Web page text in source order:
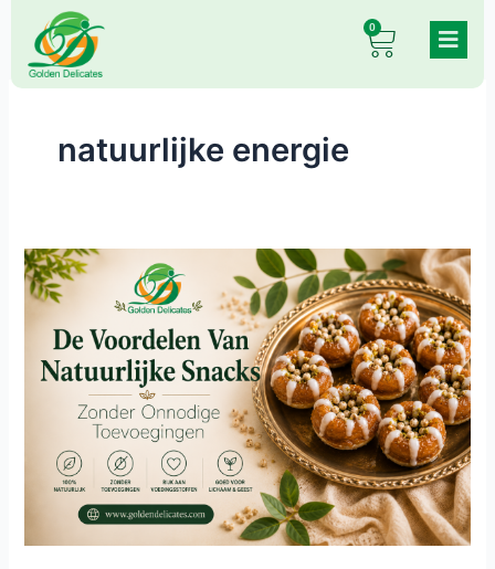
content
0
Cart
natuurlijke energie
De
Voordelen
Natuurlijke
Snacks
Onnodige
Toevoegingen